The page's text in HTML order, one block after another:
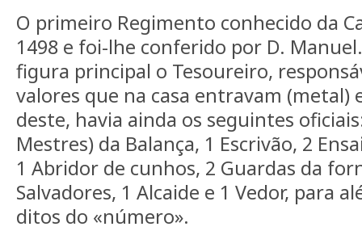
O primeiro Regimento conhecido da
1498 e foi-lhe conferido por D.
figura principal o Tesoureiro,
valores que na casa entravam (metal)
deste, havia ainda os seguintes
Mestres) da Balança, 1 Escrivão, 2
1 Abridor de cunhos, 2 Guardas da
Salvadores, 1 Alcaide e 1 Vedor, para
ditos do «número».